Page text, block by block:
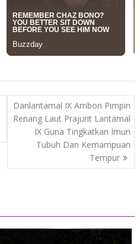
Danlantamal IX Ambon Pimpin
Renang Laut Prajurit Lantamal
IX Guna Tingkatkan Imun
Tubuh Dan Kemampuan
Tempur